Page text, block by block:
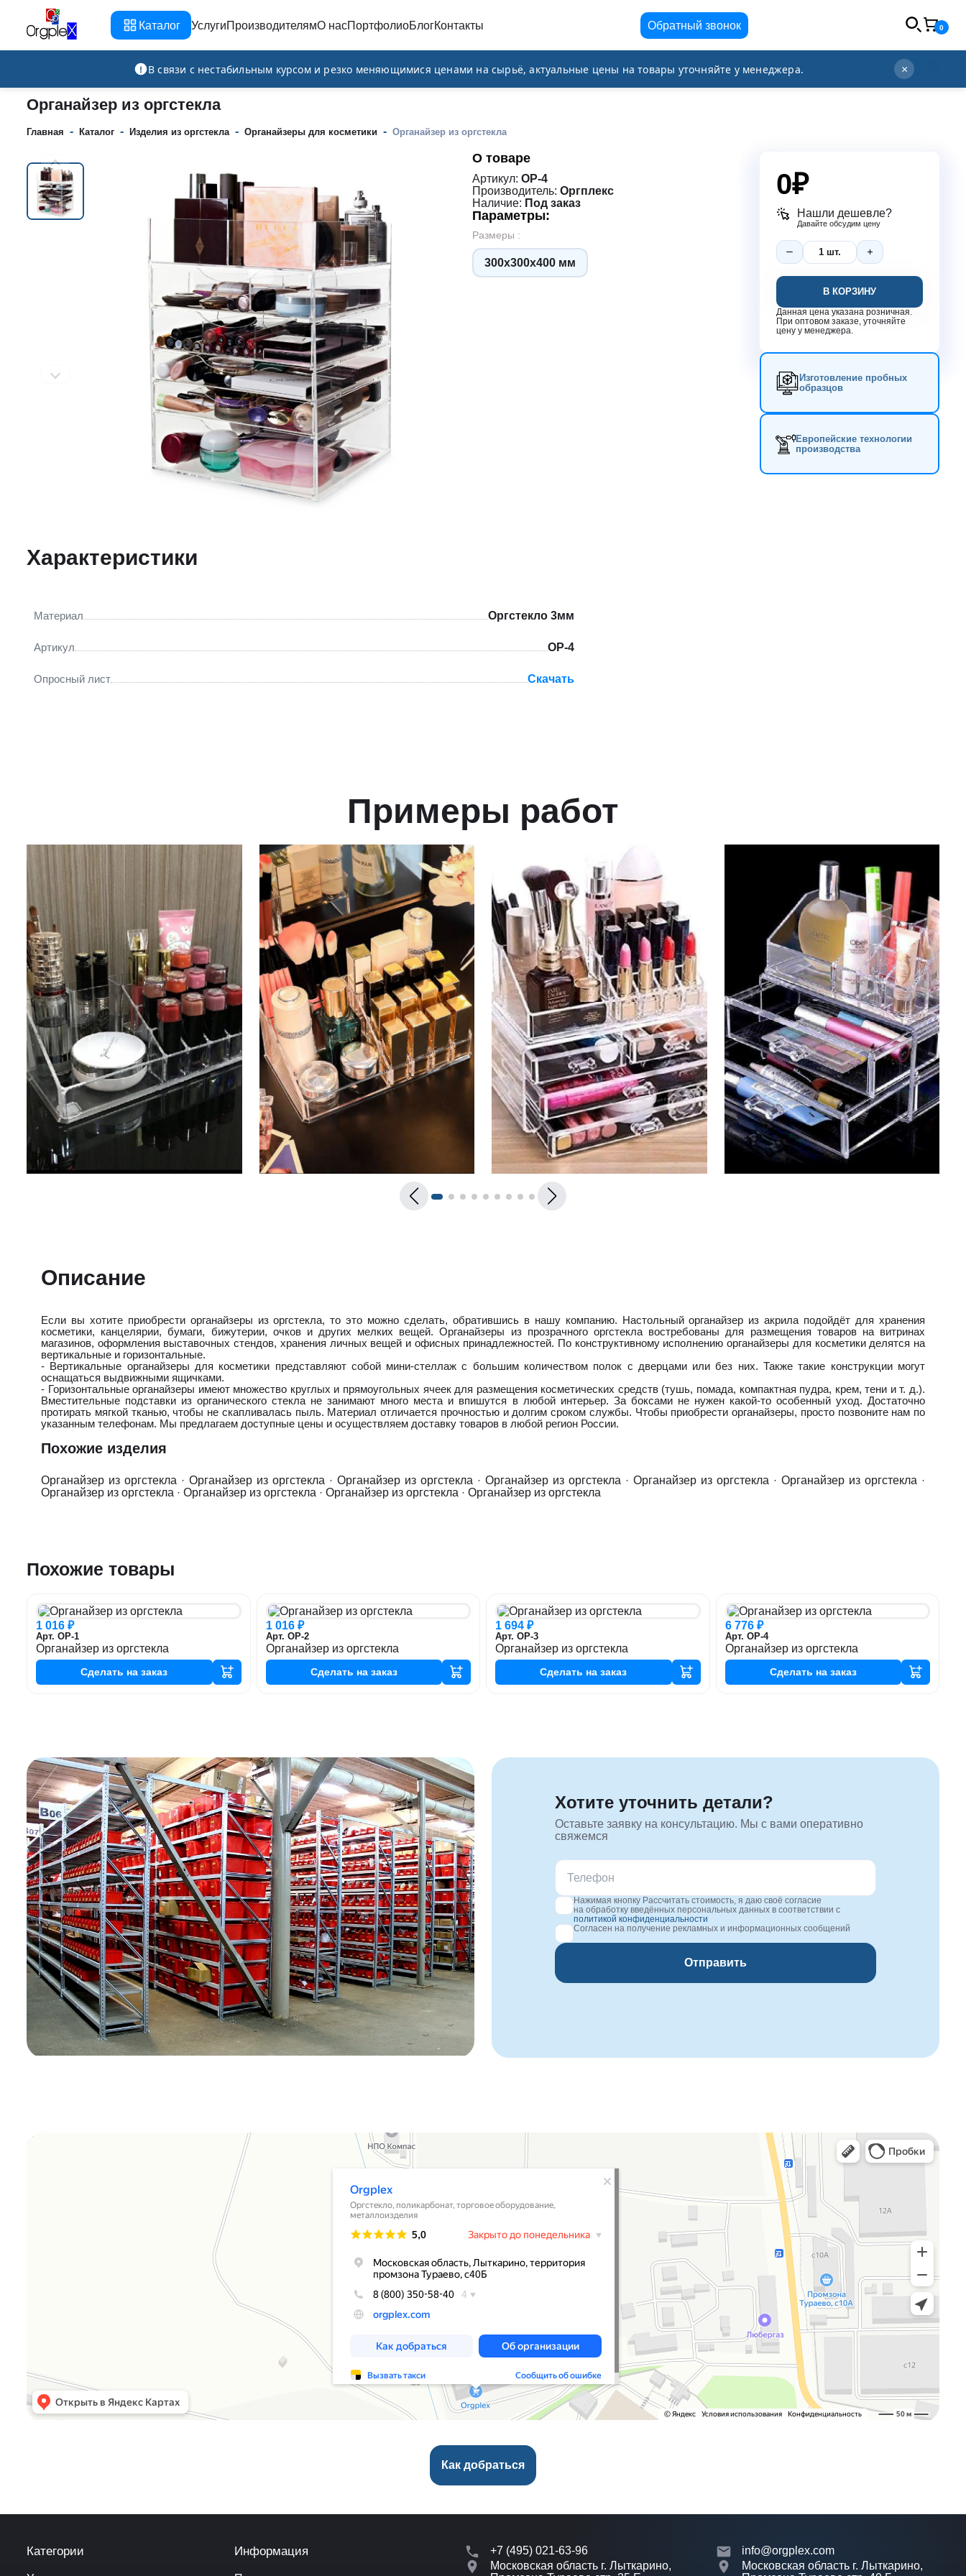
Каталог УслугиПроизводителямО насПортфолиоБлогКонтакты Обратный звонок 0
В связи с нестабильным курсом и резко меняющимися ценами на сырьё, актуальные цены на товары уточняйте у менеджера. ×
Рекламно-производственная компания info@orgplex.com +7 (495) 021-63-96
Органайзер из оргстекла
Главная - Каталог - Изделия из оргстекла - Органайзеры для косметики - Органайзер из оргстекла
О товаре
Артикул:ОР-4
Производитель:Оргплекс
Наличие: Под заказ
Параметры:
Размеры :
300х300х400 мм
0₽
Нашли дешевле?
Давайте обсудим цену
В КОРЗИНУ
Данная цена указана розничная.
При оптовом заказе, уточняйте
цену у менеджера.
Изготовление пробных
образцов
Европейские технологии
производства
Характеристики
Материал Оргстекло 3мм
Артикул ОР-4
Опросный лист Скачать
Примеры работ
Описание
Если вы хотите приобрести органайзеры из оргстекла, то это можно сделать, обратившись в нашу компанию. Настольный органайзер из акрила подойдёт для хранения
косметики, канцелярии, бумаги, бижутерии, очков и других мелких вещей. Органайзеры из прозрачного оргстекла востребованы для размещения товаров на витринах
магазинов, оформления выставочных стендов, хранения личных вещей и офисных принадлежностей. По конструктивному исполнению органайзеры для косметики делятся на
вертикальные и горизонтальные.
- Вертикальные органайзеры для косметики представляют собой мини-стеллаж с большим количеством полок с дверцами или без них. Также такие конструкции могут
оснащаться выдвижными ящичками.
- Горизонтальные органайзеры имеют множество круглых и прямоугольных ячеек для размещения косметических средств (тушь, помада, компактная пудра, крем, тени и т. д.).
Вместительные подставки из органического стекла не занимают много места и впишутся в любой интерьер. За боксами не нужен какой-то особенный уход. Достаточно
протирать мягкой тканью, чтобы не скапливалась пыль. Материал отличается прочностью и долгим сроком службы. Чтобы приобрести органайзеры, просто позвоните нам по
указанным телефонам. Мы предлагаем доступные цены и осуществляем доставку товаров в любой регион России.
Похожие изделия
Органайзер из оргстекла · Органайзер из оргстекла · Органайзер из оргстекла · Органайзер из оргстекла · Органайзер из оргстекла · Органайзер из оргстекла ·
Органайзер из оргстекла · Органайзер из оргстекла · Органайзер из оргстекла · Органайзер из оргстекла
Похожие товары
1 016 ₽
Арт. ОР-1
Органайзер из оргстекла
Сделать на заказ
1 016 ₽
Арт. ОР-2
Органайзер из оргстекла
Сделать на заказ
1 694 ₽
Арт. ОР-3
Органайзер из оргстекла
Сделать на заказ
6 776 ₽
Арт. ОР-4
Органайзер из оргстекла
Сделать на заказ
Хотите уточнить детали?
Оставьте заявку на консультацию. Мы с вами оперативно
свяжемся
Нажимая кнопку Рассчитать стоимость, я даю своё согласие
на обработку введённых персональных данных в соответствии с
политикой конфиденциальности
Согласен на получение рекламных и информационных сообщений
Отправить
Orgplex
Как добраться
Категории Информация
+7 (495) 021-63-96
Московская область г. Лыткарино,
info@orgplex.com
Московская область г. Лыткарино,